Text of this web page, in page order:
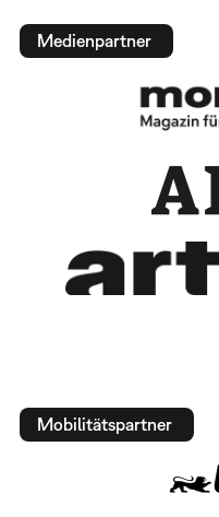
Medienpartner
Mobilitätspartner